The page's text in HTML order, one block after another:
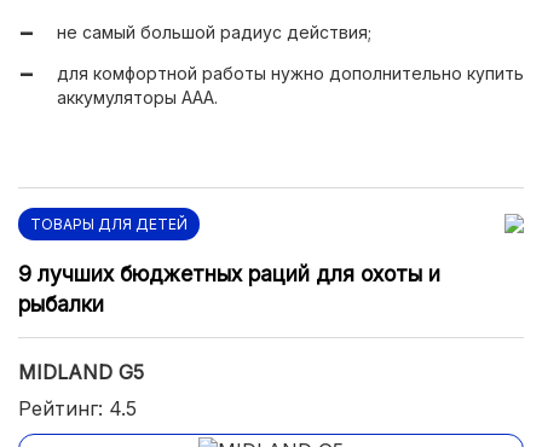
не самый большой радиус действия;
для комфортной работы нужно дополнительно купить
аккумуляторы ААА.
ТОВАРЫ ДЛЯ ДЕТЕЙ
9 лучших бюджетных раций для охоты и
рыбалки
MIDLAND G5
Рейтинг: 4.5